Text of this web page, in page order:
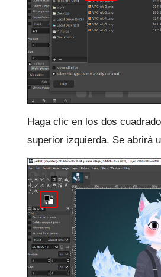
Haga clic en los dos
superior izquierda. Se abrirá